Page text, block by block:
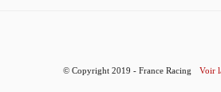
© Copyright 2019 - France Racing Voir